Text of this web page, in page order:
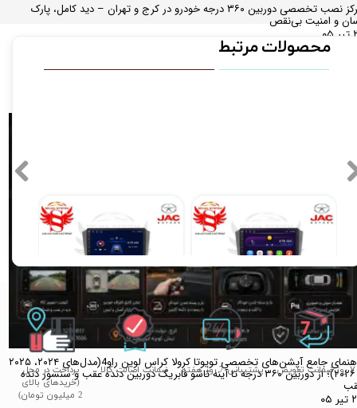
مرکز نصب تخصصی دوربین ۳۶۰ درجه خودرو در کرج و تهران – دید کامل، پارک
و امنیت بی‌نقص
راهنمای جامع آپشن‌های تخصصی تویوتا کرولا کراس لوین راو4(مدل‌های ۲۰۲۴، ۲۰۲۵
و ۲۰۲۶)؛ از دوربین ۳۶۰ درجه تا آینه تاشو فابریک دوربین دنده عقب و سنسور دنده
محصولات مرتبط
۱۴,۸۹۰,۰۰۰ تومان
مانیتور فابریک خودروی جک j5 مدل اندروید سری 116 رام 1 حافظه 16
۱۱,۹۰۰,۰۰۰ تومان
مانیتور فابریک اندروید خودروی جک j5 برند ویستا VISTA مدل TCX-2032
پشتیبانی 7 روز هفته
پرداخت در محل
(خریدهای بالای
2 میلیون تومان)
۷ روز ضمانت تعویض ضمانت اصالت کالا